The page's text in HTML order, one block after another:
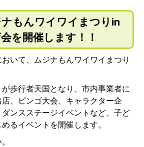
もんワイワイまつりin
を開催します！！
いて、ムジナもんワイワイまつり
歩行者天国となり、市内事業者に
、ビンゴ大会、キャラクター企
ンスステージイベントなど、子ど
るイベントを開催します。